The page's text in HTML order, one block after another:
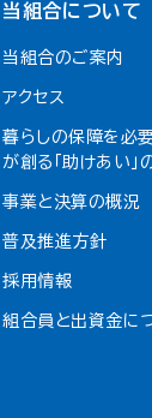
当組合について
当組合のご案内
アクセス
暮らしの保障を必
が創る「助けあい」
事業と決算の概況
普及推進方針
採用情報
組合員と出資金に